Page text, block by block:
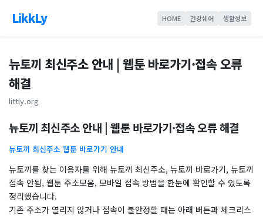
LikkLy HOME 건강쉐어 생활정보
뉴토끼 최신주소 안내 | 웹툰 바로가기·접속 오류
해결
littly.org
뉴토끼 최신주소 안내 | 웹툰 바로가기·접속 오류 해결
뉴토끼 최신주소 웹툰 바로가기 안내
뉴토끼를 찾는 이용자를 위해 뉴토끼 최신주소, 뉴토끼 바로가기, 뉴토끼
접속 안됨, 웹툰 주소모음, 모바일 접속 방법을 한눈에 확인할 수 있도록
정리했습니다.
기존 주소가 열리지 않거나 접속이 불안정할 때는 아래 버튼과 체크리스